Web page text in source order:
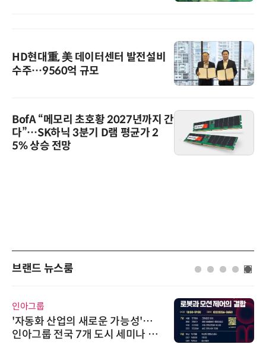
HD현대重, 美 데이터센터 발전설비
수주…9560억 규모
BofA “메모리 초호황 2027년까지 간
다”…SK하닉 3분기 D램 평균가 2
5% 상승 전망
브랜드 뉴스룸
“특허분석도 AI와 함께”…IP산업
'AX' 시대 본격화, 지식재산처 1호